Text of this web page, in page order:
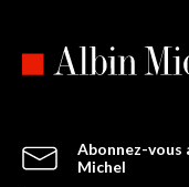
Abonnez-vous
Michel